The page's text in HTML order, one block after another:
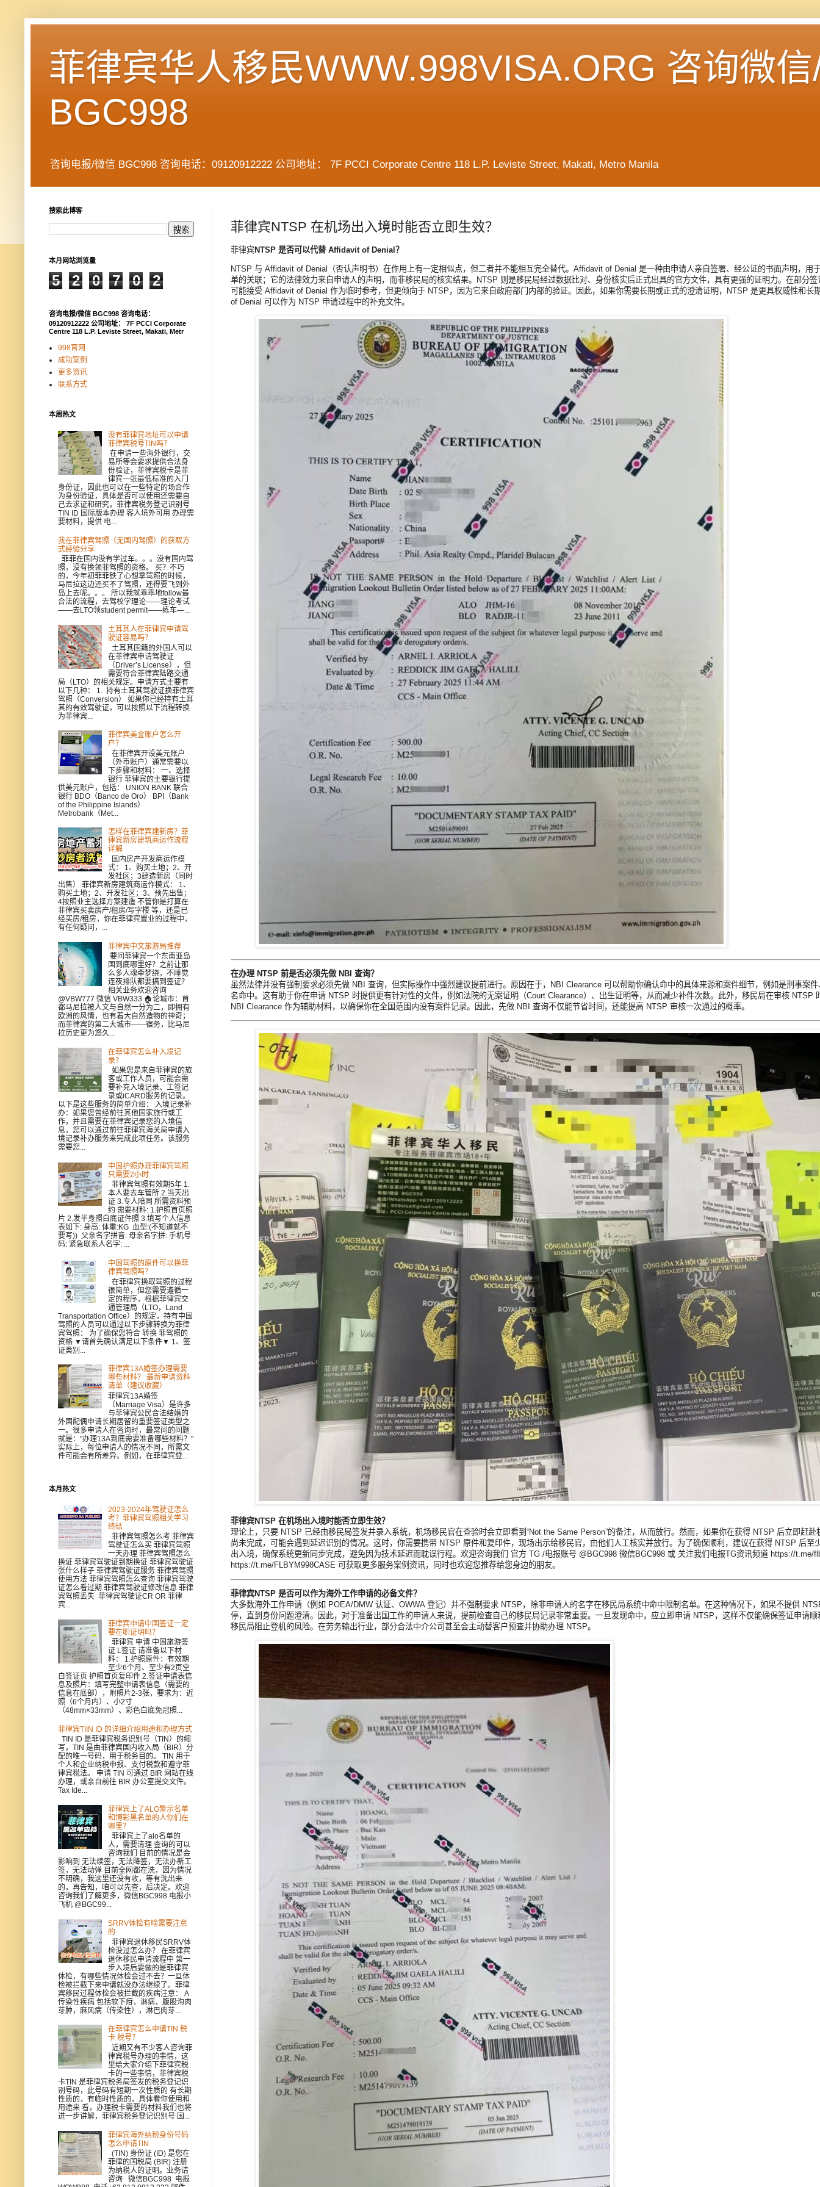
菲律宾华人移民WWW.998VISA.ORG 咨询微
BGC998
咨询电报/微信 BGC998 咨询电话：09120912222 公司地址： 7F PCCI Corporate Centre 118 L.P. Leviste Street, Makati, Metro Manila
菲律宾NTSP 在机场出入境时能否立即生效？
菲律宾NTSP 是否可以代替 Affidavit of Denial？
NTSP 与 Affidavit of Denial（否认声明书）在作用上有一定相似点，但二者并不能相互完全替代。Affidavit of Denial 是一种由申请人亲自签署、经公证的书面声明，用
单的关联；它的法律效力来自申请人的声明，而非移民局的核实结果。NTSP 则是移民局经过数据比对、身份核实后正式出具的官方文件，具有更强的证明力。在部分
可能接受 Affidavit of Denial 作为临时参考，但更倾向于 NTSP，因为它来自政府部门内部的验证。因此，如果你需要长期或正式的澄清证明，NTSP 是更具权威性和长
of Denial 可以作为 NTSP 申请过程中的补充文件。
在办理 NTSP 前是否必须先做 NBI 查询？
虽然法律并没有强制要求必须先做 NBI 查询，但实际操作中强烈建议提前进行。原因在于，NBI Clearance 可以帮助你确认命中的具体来源和案件细节，例如是刑事案
名命中。这有助于你在申请 NTSP 时提供更有针对性的文件，例如法院的无案证明（Court Clearance）、出生证明等，从而减少补件次数。此外，移民局在审核 NTSP
NBI Clearance 作为辅助材料，以确保你在全国范围内没有案件记录。因此，先做 NBI 查询不仅能节省时间，还能提高 NTSP 审核一次通过的概率。
菲律宾NTSP 在机场出入境时能否立即生效？
理论上，只要 NTSP 已经由移民局签发并录入系统，机场移民官在查验时会立即看到“Not the Same Person”的备注，从而放行。然而，如果你在获得 NTSP 后立即赶
尚未完成，可能会遇到延迟识别的情况。这时，你需要携带 NTSP 原件和复印件，现场出示给移民官，由他们人工核实并放行。为了确保顺利，建议在获得 NTSP 后至
出入境，确保系统更新同步完成，避免因为技术延迟而耽误行程。欢迎咨询我们 官方 TG /电报账号 @BGC998 微信BGC998 或 关注我们电报TG资讯频道 https://t.me/
https://t.me/FLBYM998CASE 可获取更多服务案例资讯，同时也欢迎您推荐给您身边的朋友。
菲律宾NTSP 是否可以作为海外工作申请的必备文件？
大多数海外工作申请（例如 POEA/DMW 认证、OWWA 登记）并不强制要求 NTSP，除非申请人的名字在移民局系统中命中限制名单。在这种情况下，如果不提供
停，直到身份问题澄清。因此，对于准备出国工作的申请人来说，提前检查自己的移民局记录非常重要。一旦发现命中，应立即申请 NTSP，这样不仅能确保签证申请
移民局阻止登机的风险。在劳务输出行业，部分合法中介公司甚至会主动替客户预查并协助办理 NTSP。
搜索此博客
本月网站浏览量
5 2 0 7 0 2
咨询电报/微信 BGC998 咨询电话：
09120912222 公司地址： 7F PCCI Corporate
Centre 118 L.P. Leviste Street, Makati, Metr
998官网
成功案例
更多资讯
联系方式
本周热文
没有菲律宾地址可以申请
菲律宾税号TIN吗？
在申请一些海外银行，交
易所等会要求提供合法身
份验证，菲律宾税卡是菲
律宾一张最低标准的入门
身份证，因此也可以在一些特定的场合作
为身份验证，具体是否可以使用还需要自
己去求证和研究，菲律宾税务登记识别号
TIN ID 国际版本办理 客人境外可用 办理需
要材料，提供 电...
我在菲律宾驾照（无国内驾照）的获取方
式经验分享
菲菲在国内没有学过车。。。没有国内驾
照，没有换领菲驾照的资格。 买？不巧
的，今年初菲菲铁了心想拿驾照的时候，
马尼拉这边还买不了驾照，还得要飞到外
岛上去呢。。。 所以我就乖乖地follow最
合法的流程，去驾校学理论——理论考试
——去LTO领student permit——练车—...
土耳其人在菲律宾申请驾
驶证容易吗？
土耳其国籍的外国人可以
在菲律宾申请驾驶证
（Driver’s License），但
需要符合菲律宾陆路交通
局（LTO）的相关规定。申请方式主要有
以下几种： 1. 持有土耳其驾驶证换菲律宾
驾照（Conversion） 如果你已经持有土耳
其的有效驾驶证，可以按照以下流程转换
为菲律宾...
菲律宾美金账户怎么开
户？
在菲律宾开设美元账户
（外币账户）通常需要以
下步骤和材料： 一、选择
银行 菲律宾的主要银行提
供美元账户，包括： UNION BANK 联合
银行 BDO（Banco de Oro） BPI（Bank
of the Philippine Islands）
Metrobank（Met...
怎样在菲律宾建新房？菲
律宾新房建筑商运作流程
详解
国内房产开发商运作模
式： 1、购买土地；2、开
发社区；3建造新房（同时
出售） 菲律宾新房建筑商运作模式： 1、
购买土地；2、开发社区；3、预先出售；
4按照业主选择方案建造 不管你是打算在
菲律宾买卖房产/租房/写字楼 等，还是已
经买房/租房，你在菲律宾置业的过程中，
有任何疑问，...
菲律宾中文旅游局推荐
要问菲律宾一个东南亚岛
国到底哪里好？之前让那
么多人魂牵梦绕，不睡觉
连夜排队都要搞到签证？
相关业务欢迎咨询
@VBW777 微信 VBW333 🏠论城市：首
都马尼拉被人文与自然一分为二，即拥有
欧洲的风情，也有着大自然造物的神奇；
而菲律宾的第二大城市——宿务，比马尼
拉历史更为悠久...
在菲律宾怎么补入境记
录？
如果您是来自菲律宾的旅
客或工作人员，可能会需
要补充入境记录、工签记
录或iCARD服务的记录。
以下是这些服务的简单介绍： 入境记录补
办：如果您曾经前往其他国家旅行或工
作，并且需要在菲律宾记录您的入境信
息，您可以通过前往菲律宾海关局申请入
境记录补办服务来完成此项任务。该服务
需要您...
中国护照办理菲律宾驾照
只需要2小时
菲律宾驾照有效期5年 1.
本人要去车管所 2.当天出
证 3.专人陪同 所需资料预
约 需要材料: 1.护照首页照
片 2.发半身照白底证件照 3.填写个人信息
表如下: 身高: 体重:KG 血型:(不知道就不
要写)) 父亲名字拼音: 母亲名字拼: 手机号
码: 紧急联系人名字: ...
中国驾照的原件可以换菲
律宾驾照吗？
在菲律宾换取驾照的过程
很简单，但您需要遵循一
定的程序，根据菲律宾交
通管理局（LTO，Land
Transportation Office）的规定，持有中国
驾照的人员可以通过以下步骤转换为菲律
宾驾照： 为了确保您符合 转换 菲驾照的
资格 ▼请首先确认满足以下条件▼ 1、签
证类别...
菲律宾13A婚签办理需要
哪些材料？ 最新申请资料
清单（建议收藏）
菲律宾13A婚签
（Marriage Visa）是许多
与菲律宾公民合法结婚的
外国配偶申请长期居留的重要签证类型之
一。很多申请人在咨询时，最常问的问题
就是："办理13A到底需要准备哪些材料？"
实际上，每位申请人的情况不同，所需文
件可能会有所差异。例如，在菲律宾登...
本月热文
2023-2024年驾驶证怎么
考？菲律宾驾照相关学习
终结
菲律宾驾照怎么考 菲律宾
驾驶证怎么买 菲律宾驾照
一天办理 菲律宾驾照怎么
换证 菲律宾驾驶证到期换证 菲律宾驾驶证
张什么样子 菲律宾驾驶证服务 菲律宾驾照
使用方法 菲律宾驾照怎么查询 菲律宾驾驶
证怎么看过期 菲律宾驾驶证修改信息 菲律
宾驾照丢失 菲律宾驾驶证CR OR 菲律
宾...
菲律宾申请中国签证一定
要在职证明吗？
菲律宾 申请 中国旅游签
证 L签证 请准备以下材
料： 1.护照原件：有效期
至少6个月、至少有2页空
白签证页 护照首页复印件 2.签证申请表信
息及照片：填写完整申请表信息（需要的
信息在底部），附照片2-3张，要求为：近
照（6个月内）、小2寸
（48mm×33mm）、彩色白底免冠照...
菲律宾TIIN ID 的详细介绍用途和办理方式
TIN ID 是菲律宾税务识别号（TIN）的缩
写，TIN 是由菲律宾国内收入局（BIR）分
配的唯一号码，用于税务目的。 TIN 用于
个人和企业纳税申报、支付税款和遵守菲
律宾税法。 申请 TIN 可通过 BIR 网站在线
办理，或亲自前往 BIR 办公室提交文件。
Tax Ide...
菲律宾上了ALO警示名单
和博彩黑名单的人你们在
哪里？
菲律宾上了alo名单的
人，需要清理 查询的可以
咨询我们 目前的情况是会
影响到 无法续签，无法降签，无法办新工
签，无法动弹 目前全网都在洗，因为情况
不明确，我这里还没有收，等有洗出来
的，再告知，咱可以先查，后决定。欢迎
咨询我们了解更多，微信BGC998 电报小
飞机 @BGC99...
SRRV体检有啥需要注意
的
菲律宾退休移民SRRV体
检没过怎么办？ 在菲律宾
退休移民申请流程中 第一
步入境后要做的是菲律宾
体检，有哪些情况体检会过不去？一旦体
检被拦截下来申请就没办法继续了。菲律
宾移民过程体检会被拦截的疾病注意： A
传染性疾病 包括软下疳，淋病，腹股沟肉
芽肿，麻风病（传染性），淋巴肉芽...
在菲律宾怎么申请TIN 税
卡 税号？
近期又有不少客人咨询菲
律宾税号办理的事情，这
里给大家介绍下菲律宾税
卡的一些事情，菲律宾税
卡TIN 是菲律宾税务局签发的税务登记识
别号码，此号码有短期一次性质的 有长期
性质的，有临时性质的，具体看你使用和
用途来 看，办理税卡需要的材料我们也将
进一步讲解，菲律宾税务登记识别号 国...
菲律宾海外纳税身份号码
怎么申请TIN
(TIN) 身份证 (ID) 是您在
菲律的国税局 (BIR) 注册
为纳税人的证明。业务请
咨询 微信BGC998 电报